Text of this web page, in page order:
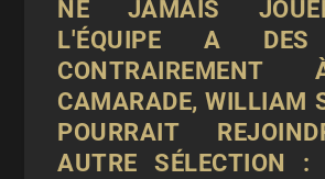
NE JAMAIS
L'ÉQUIPE A DES
CAMARADE, WILLIAM
POURRAIT
AUTRE SÉLECTION :